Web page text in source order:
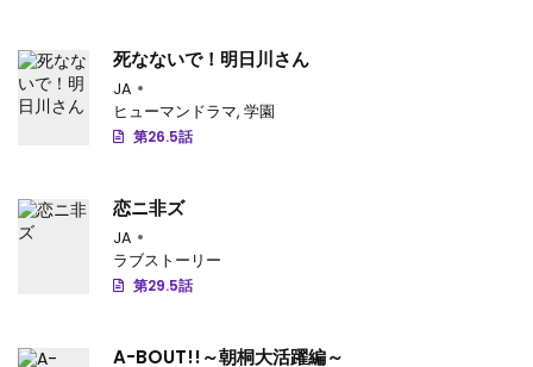
死なないで！明日川さん
JA
ヒューマンドラマ, 学園
第26.5話
恋ニ非ズ
JA
ラブストーリー
第29.5話
A-BOUT!!～朝桐大活躍編～